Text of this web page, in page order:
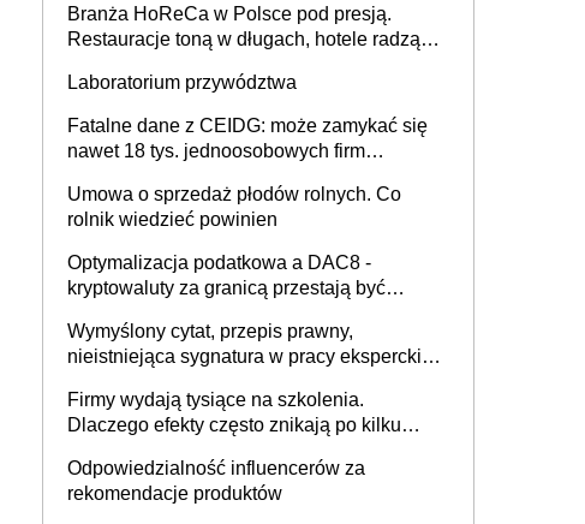
Branża HoReCa w Polsce pod presją.
Restauracje toną w długach, hotele radzą
Laboratorium przywództwa
Fatalne dane z CEIDG: może zamykać się
nawet 18 tys. jednoosobowych firm
Umowa o sprzedaż płodów rolnych. Co
rolnik wiedzieć powinien
Optymalizacja podatkowa a DAC8 -
kryptowaluty za granicą przestają być
Wymyślony cytat, przepis prawny,
nieistniejąca sygnatura w pracy eksperckiej -
firmie
Firmy wydają tysiące na szkolenia.
Dlaczego efekty często znikają po kilku
Odpowiedzialność influencerów za
rekomendacje produktów